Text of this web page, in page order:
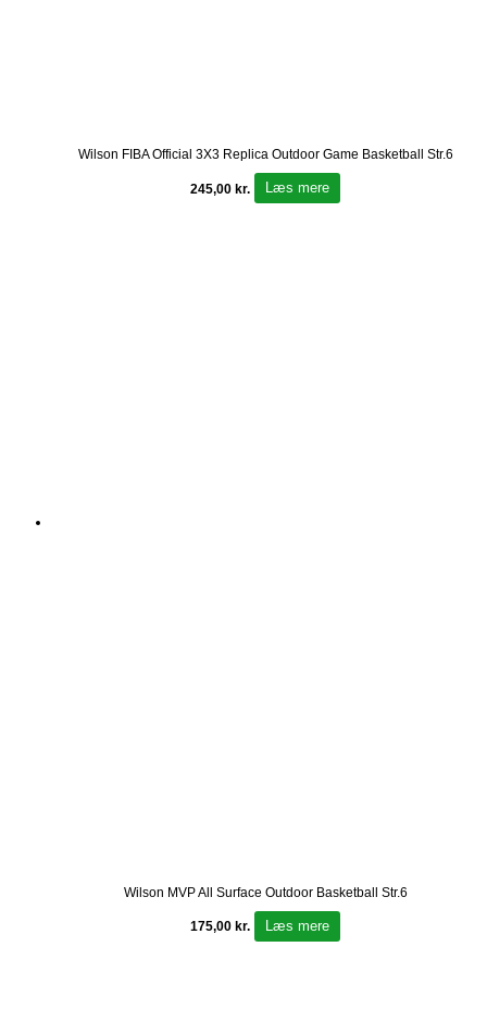
Wilson FIBA Official 3X3 Replica Outdoor Game Basketball Str.6
245,00kr. Læs mere
Wilson MVP All Surface Outdoor Basketball Str.6
175,00 kr. Læs mere